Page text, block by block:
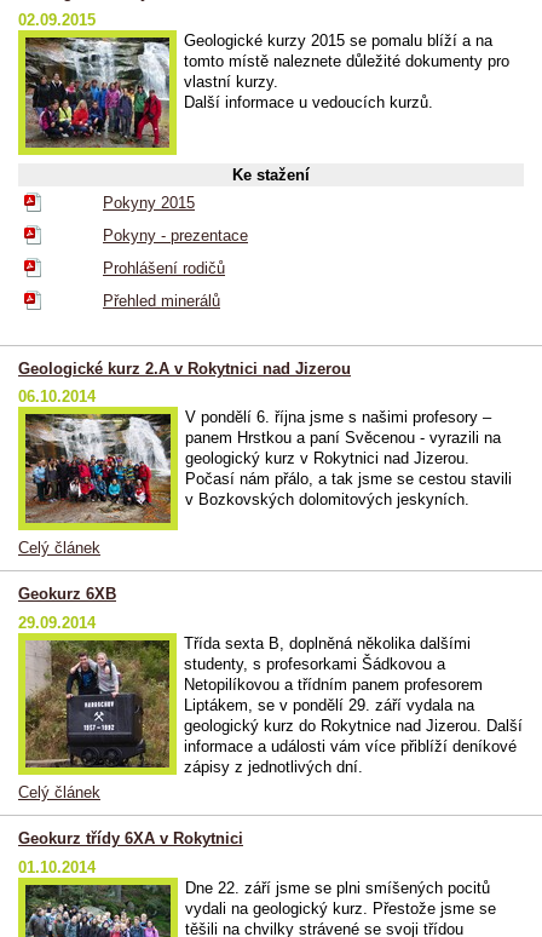
02.09.2015
Geologické kurzy 2015 se pomalu blíží a na
tomto místě naleznete důležité dokumenty pro
vlastní kurzy.
Další informace u vedoucích kurzů.
Ke stažení
Pokyny 2015
Pokyny - prezentace
Prohlášení rodičů
Přehled minerálů
Geologické kurz 2.A v Rokytnici nad Jizerou
06.10.2014
V pondělí 6. října jsme s našimi profesory –
panem Hrstkou a paní Svěcenou - vyrazili na
geologický kurz v Rokytnici nad Jizerou.
Počasí nám přálo, a tak jsme se cestou stavili
v Bozkovských dolomitových jeskyních.
Celý článek
Geokurz 6XB
29.09.2014
Třída sexta B, doplněná několika dalšími
studenty, s profesorkami Šádkovou a
Netopilíkovou a třídním panem profesorem
Liptákem, se v pondělí 29. září vydala na
geologický kurz do Rokytnice nad Jizerou. Další
informace a události vám více přiblíží deníkové
zápisy z jednotlivých dní.
Celý článek
Geokurz třídy 6XA v Rokytnici
01.10.2014
Dne 22. září jsme se plni smíšených pocitů
vydali na geologický kurz. Přestože jsme se
těšili na chvilky strávené se svoji třídou